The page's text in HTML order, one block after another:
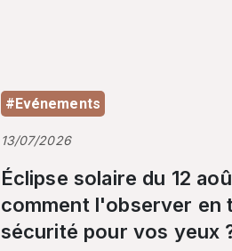
#Evénements
13/07/2026
Éclipse solaire du 12
comment l'observer en
sécurité pour vos yeux